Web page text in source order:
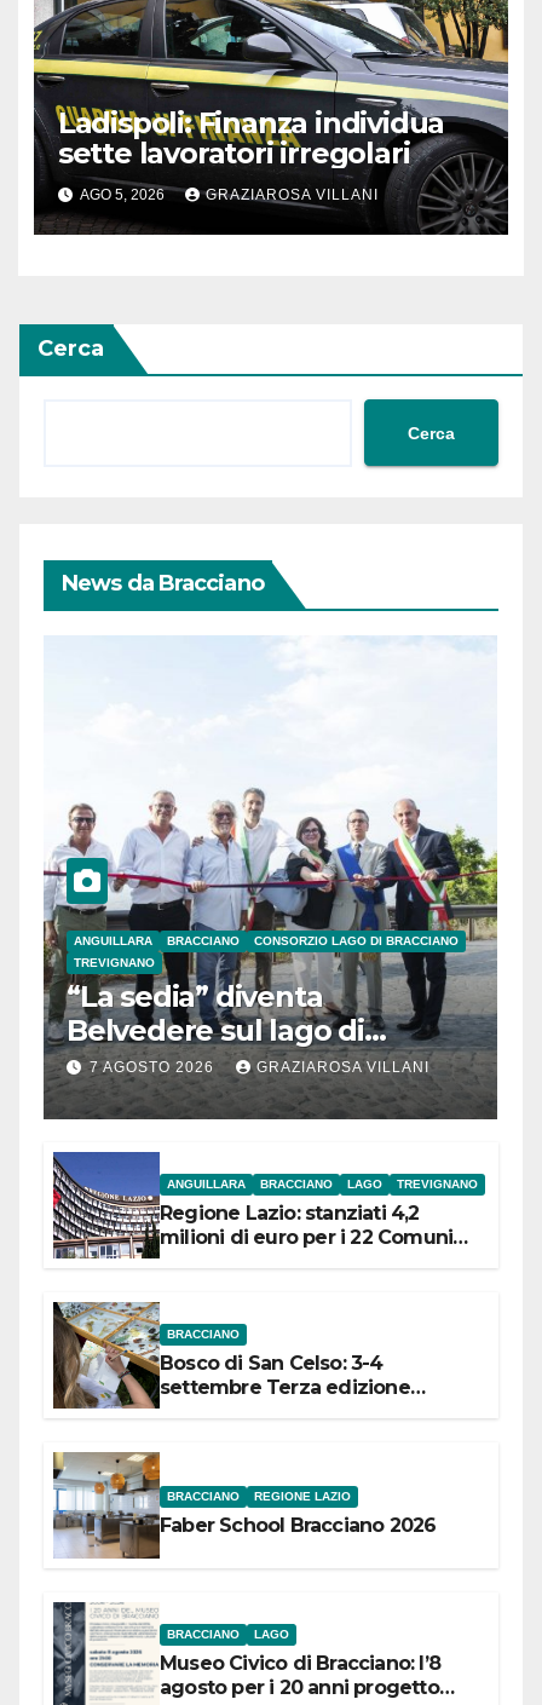
Ladispoli: Finanza individua
sette lavoratori irregolari
AGO 5, 2026 GRAZIAROSA VILLANI
Cerca
Cerca
News da Bracciano
ANGUILLARA BRACCIANO
CONSORZIO LAGO DI BRACCIANO
TREVIGNANO
“La sedia” diventa
Belvedere sul lago di
Bracciano: ieri
l’inaugurazione
7 AGOSTO 2026 GRAZIAROSA VILLANI
ANGUILLARA BRACCIANO LAGO TREVIGNANO
Regione Lazio: stanziati 4,2
milioni di euro per i 22 Comuni
BRACCIANO
Bosco di San Celso: 3-4
settembre Terza edizione
BRACCIANO REGIONE LAZIO
Faber School Bracciano 2026
BRACCIANO LAGO
Museo Civico di Bracciano: l’8
agosto per i 20 anni progetto